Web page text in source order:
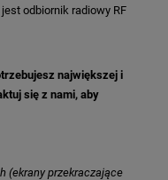
odbiornik radiowy RF
największej i
się z nami, aby
(ekrany przekraczające